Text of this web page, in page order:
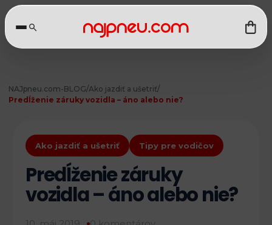
NAJpneu.com-BLOG/Ako jazdiť a ušetriť/
Predĺženie záruky vozidla – áno alebo nie?
Ako jazdiť a ušetriť Tipy pre vodičov
Predĺženie záruky
vozidla – áno alebo nie?